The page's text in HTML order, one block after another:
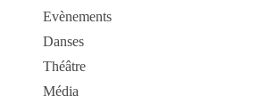
Evènements
Danses
Théâtre
Média